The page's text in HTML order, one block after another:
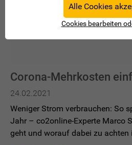
Corona-Mehrkosten
24.02.2021
Weniger Strom verbrauchen: So
Jahr – co2online-Experte Marco
geht und worauf dabei zu achten
Alle Cookies
Cookies bearbeiten